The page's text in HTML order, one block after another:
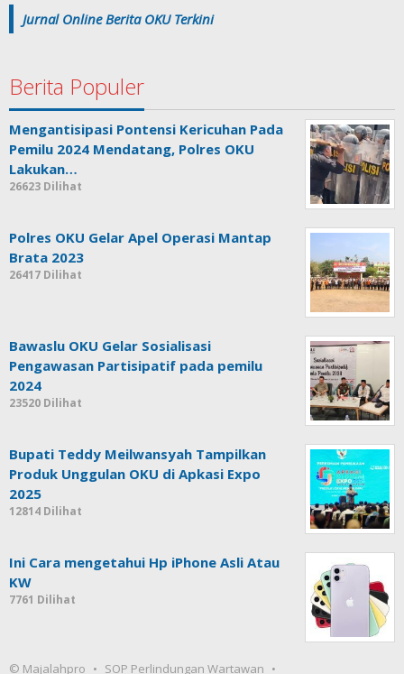
Jurnal Online Berita OKU Terkini
Berita Populer
Mengantisipasi Pontensi Kericuhan Pada
Pemilu 2024 Mendatang, Polres OKU
Lakukan…
26623 Dilihat
Polres OKU Gelar Apel Operasi Mantap
Brata 2023
26417 Dilihat
Bawaslu OKU Gelar Sosialisasi
Pengawasan Partisipatif pada pemilu
2024
23520 Dilihat
Bupati Teddy Meilwansyah Tampilkan
Produk Unggulan OKU di Apkasi Expo
2025
12814 Dilihat
Ini Cara mengetahui Hp iPhone Asli Atau
KW
7761 Dilihat
© Majalahpro SOP Perlindungan Wartawan